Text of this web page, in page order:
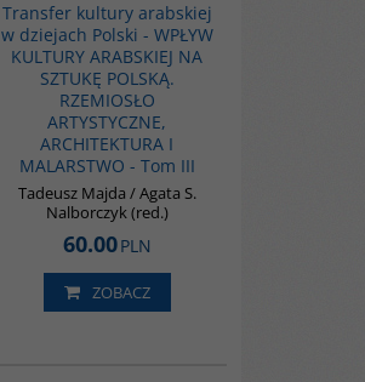
Transfer kultury arabskiej
w dziejach Polski - WPŁYW
KULTURY ARABSKIEJ NA
SZTUKĘ POLSKĄ.
RZEMIOSŁO
ARTYSTYCZNE,
ARCHITEKTURA I
MALARSTWO - Tom III
Tadeusz Majda / Agata S.
Nalborczyk (red.)
60.00PLN
ZOBACZ